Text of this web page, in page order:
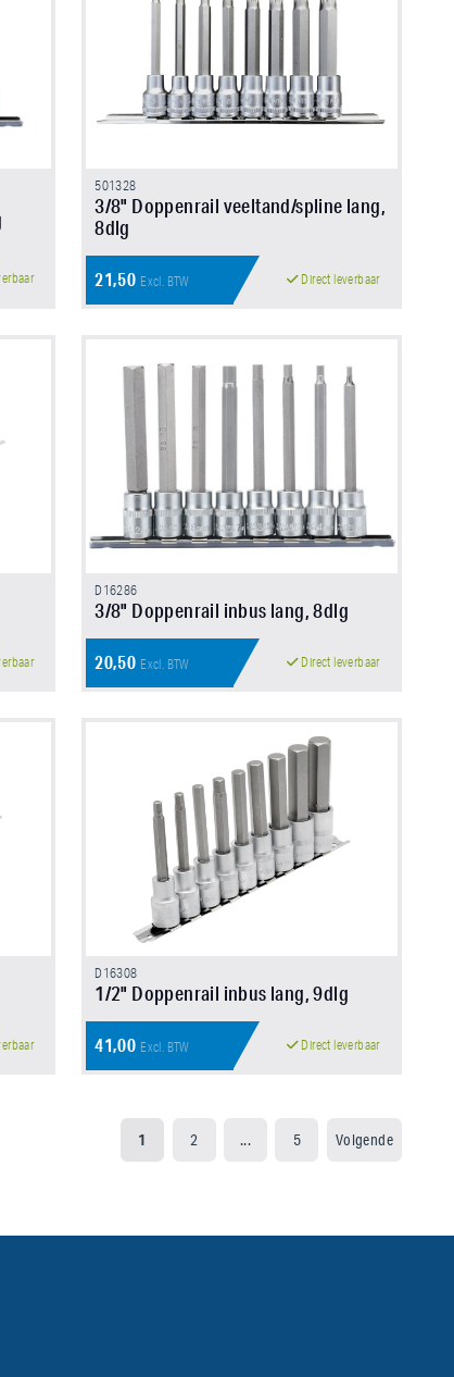
501328
3/8" Doppenrail veeltand/spline lang,
8dlg
21,50 Excl. BTW Direct leverbaar
D16286
3/8" Doppenrail inbus lang, 8dlg
20,50 Excl. BTW Direct leverbaar
D16308
1/2" Doppenrail inbus lang, 9dlg
41,00 Excl. BTW Direct leverbaar
1 2 ... 5 Volgende